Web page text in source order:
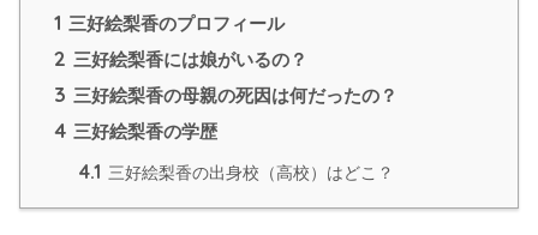
1 三好絵梨香のプロフィール
2 三好絵梨香には娘がいるの？
3 三好絵梨香の母親の死因は何だったの？
4 三好絵梨香の学歴
4.1 三好絵梨香の出身校（高校）はどこ？